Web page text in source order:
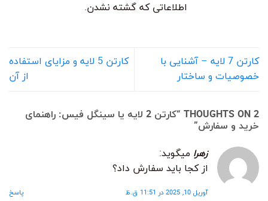
اطلاعاتی که گشته نشدن.
کارتن 7 لایه – آشنایی با
خصوصیات و ساختار
کارتن 5 لایه و مزایای استفاده
از آن
2 THOUGHTS ON “
کارتن 2 لایه یا سینگل فیس: راهنمای
خرید و سفارش”
زهرا میگوید:
از کجا باید سفارش داد؟
آوریل 10, 2025 در 11:51 ق.ظ پاسخ